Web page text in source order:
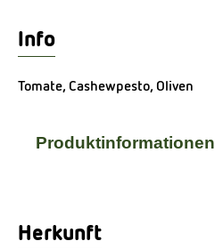
Info
Tomate, Cashewpesto, Oliven
Produktinformationen
Herkunft